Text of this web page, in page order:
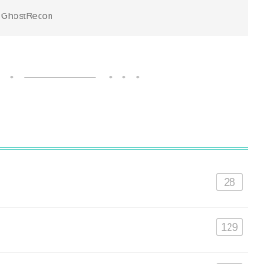
GhostRecon
28
129